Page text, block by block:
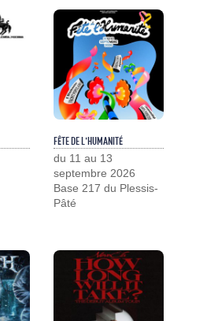
FÊTE DE L'HUMANITÉ
du 11 au 13
septembre 2026
Base 217 du Plessis-
Pâté